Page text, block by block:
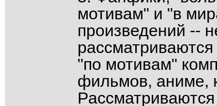
мотивам" и "в
произведений --
"по мотивам"
фильмов, аниме,